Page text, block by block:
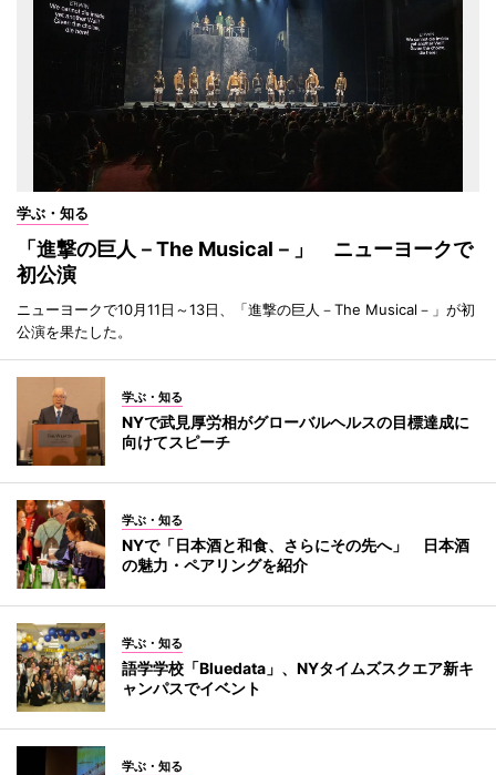
学ぶ・知る
「進撃の巨人－The Musical－」 ニューヨークで
初公演
ニューヨークで10月11日～13日、「進撃の巨人－The Musical－」が初
公演を果たした。
学ぶ・知る
NYで武見厚労相がグローバルヘルスの目標達成に
向けてスピーチ
学ぶ・知る
NYで「日本酒と和食、さらにその先へ」 日本酒
の魅力・ペアリングを紹介
学ぶ・知る
語学学校「Bluedata」、NYタイムズスクエア新キ
ャンパスでイベント
学ぶ・知る